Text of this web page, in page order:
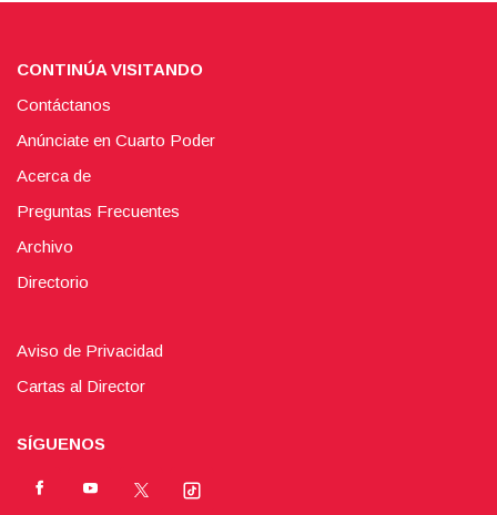
CONTINÚA VISITANDO
Contáctanos
Anúnciate en Cuarto Poder
Acerca de
Preguntas Frecuentes
Archivo
Directorio
Aviso de Privacidad
Cartas al Director
SÍGUENOS